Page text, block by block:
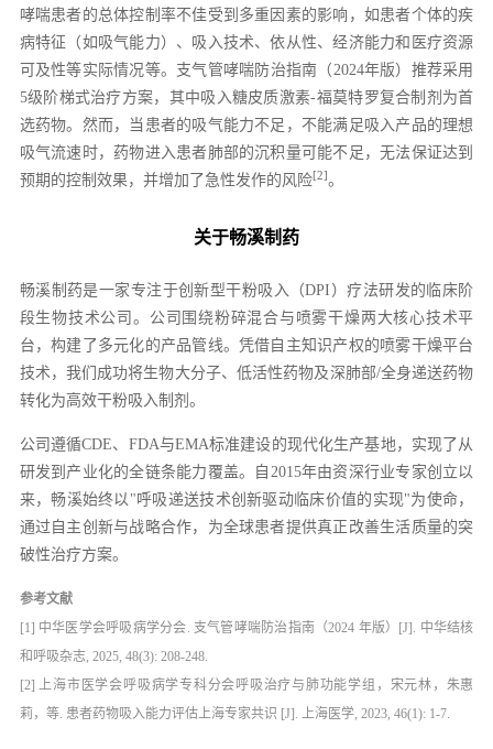
哮喘患者的总体控制率不佳受到多重因素的影响，如患者个体的疾
病特征（如吸气能力）、吸入技术、依从性、经济能力和医疗资源
可及性等实际情况等。支气管哮喘防治指南（2024年版）推荐采用
5级阶梯式治疗方案，其中吸入糖皮质激素-福莫特罗复合制剂为首
选药物。然而，当患者的吸气能力不足，不能满足吸入产品的理想
吸气流速时，药物进入患者肺部的沉积量可能不足，无法保证达到
预期的控制效果，并增加了急性发作的风险[2]。
关于畅溪制药
畅溪制药是一家专注于创新型干粉吸入（DPI）疗法研发的临床阶
段生物技术公司。公司围绕粉碎混合与喷雾干燥两大核心技术平
台，构建了多元化的产品管线。凭借自主知识产权的喷雾干燥平台
技术，我们成功将生物大分子、低活性药物及深肺部/全身递送药物
转化为高效干粉吸入制剂。
公司遵循CDE、FDA与EMA标准建设的现代化生产基地，实现了从
研发到产业化的全链条能力覆盖。自2015年由资深行业专家创立以
来，畅溪始终以"呼吸递送技术创新驱动临床价值的实现"为使命，
通过自主创新与战略合作，为全球患者提供真正改善生活质量的突
破性治疗方案。
参考文献
[1] 中华医学会呼吸病学分会. 支气管哮喘防治指南（2024 年版）[J]. 中华结核
和呼吸杂志, 2025, 48(3): 208-248.
[2] 上海市医学会呼吸病学专科分会呼吸治疗与肺功能学组，宋元林，朱惠
莉，等. 患者药物吸入能力评估上海专家共识 [J]. 上海医学, 2023, 46(1): 1-7.